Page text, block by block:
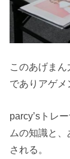
このあげま
でありアゲメ
parcy’sトレ
ムの知識と
される。